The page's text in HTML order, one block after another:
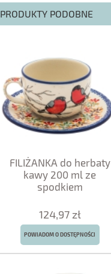
PRODUKTY PODOBNE
FILIŻANKA do herbaty
kawy 200 ml ze
spodkiem
124,97 zł
POWIADOM O DOSTĘPNOŚCI